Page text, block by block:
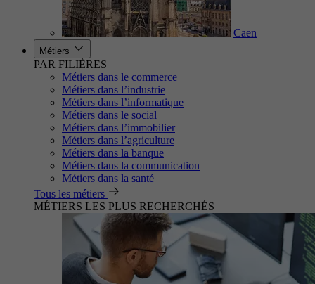
Caen
Métiers
PAR FILIÈRES
Métiers dans le commerce
Métiers dans l’industrie
Métiers dans l’informatique
Métiers dans le social
Métiers dans l’immobilier
Métiers dans l’agriculture
Métiers dans la banque
Métiers dans la communication
Métiers dans la santé
Tous les métiers
MÉTIERS LES PLUS RECHERCHÉS